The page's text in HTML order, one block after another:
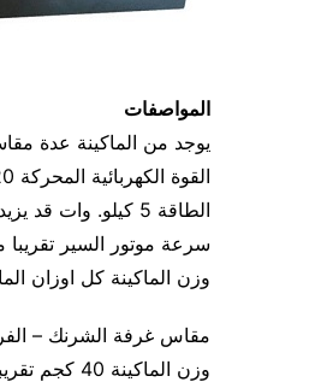
المواصفات
يوجد من الماكينة عدة
القوة الكهربائية المحركة 220 فولت / 50 هرتز
الطاقة 5 كيلو. وات قد يزيد او ينقص حسب مقاس الماكينة
سرعة موتور السير تقريبا من 1 إلى 10 متر في
وزن الماكينة كل اوزان
مقاس غرفة الشرنك – الفرن 80 سم طول × 26 سم عرض × 16 سم
وزن الماكينة 40 كجم تقريبا يزيد او ينقص حسب تحديث الماكينة